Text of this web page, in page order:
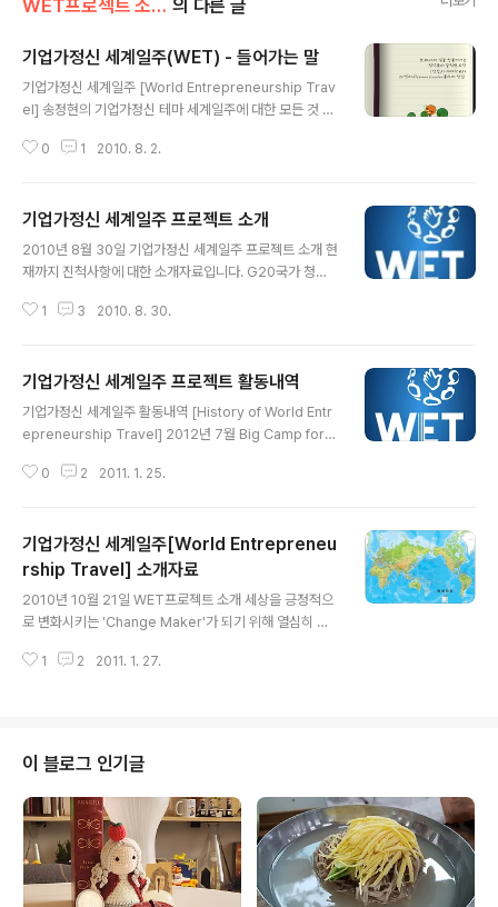
WET프로젝트 소개 의 다른 글
기업가정신 세계일주(WET) - 들어가는 말
기업가정신 세계일주 [World Entrepreneurship Trav
el] 송정현의 기업가정신 테마 세계일주에 대한 모든 것 송
비하면서 항상 부족하고, 어려웠던, 그래도 도전하는 젊음
세상 만물의 기운과 지혜로 제가 살아갑니다. 항상 고맙습
니다. Fledgling Entrepreneur 송정현 배상. 이 글은 스
프링노트에서 작성되었습니다.
0 1 2010. 8. 2.
기업가정신 세계일주 프로젝트 소개
2010년 8월 30일 기업가정신 세계일주 프로젝트 소개 현
재까지 진척사항에 대한 소개자료입니다. G20국가 청년
포하여 청년들의 도전정신과 기업가정신을 함양시키기 위
로서 공익성을 인증받은 프로젝트입니다. 아래 자료를 통
해 본 프로젝트에 대해 설명을 해놓았습니다. 고맙습니다.
Gew+g20 yes+기업가정신 세계일주 소개자료(uploa
이 글은 스프링노트에서 작성되었습니다.
1 3 2010. 8. 30.
기업가정신 세계일주 프로젝트 활동내역
기업가정신 세계일주 활동내역 [History of World Entr
epreneurship Travel] 2012년 7월 Big Camp for E
in Mexico - Official Sherpa 참석2012년 6월 2012
단독 출연2012년 5월 KT&G 상상유니브에 Quest 4 상
상유니브 프로그램 런칭 2012년 3월 Quest 4 동국대학
교 런칭 2012년 2월 EBS 교육 화제의 인물 단독 출연(송
정현, 윤승현)2012년 2월 대전문화산업진흥원 원장 미팅
2012년 2월 Startup Weeke..
0 2 2011. 1. 25.
기업가정신 세계일주[World Entrepreneu
rship Travel] 소개자료
2010년 10월 21일 WET프로젝트 소개 세상을 긍정적으
로 변화시키는 'Change Maker'가 되기 위해 열심히 노
젊음을 추구하고 있는 청년들로 구성된, 이 프로젝트는 Ent
취재하고 있다. 이를 컨텐츠로 제작해서 각종 미디어를 통
해 국내를 포함한 전 세계 104개국에 배포하고 있다. 현재
우리 프로젝트와 협업하고 있는 단체와 기관은 -Global E
ntrepreneurship Week -G20 Young Entreprene
ur Alliance -INKE, OKT..
1 2 2011. 1. 27.
이 블로그 인기글